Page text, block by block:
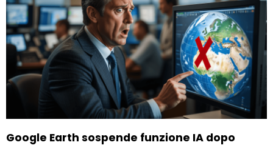
Google Earth sospende funzione IA dopo